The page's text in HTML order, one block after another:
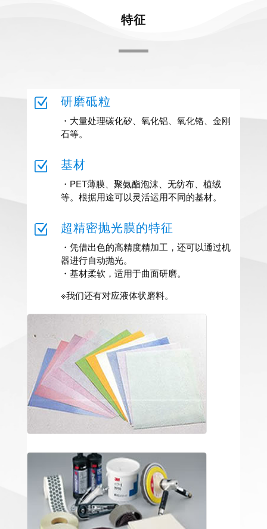
特征
Z 研磨砥粒
・大量处理碳化矽、氧化铝、氧化铬、金刚
石等。
Z 基材
・PET薄膜、聚氨酯泡沫、无纺布、植绒
等。根据用途可以灵活运用不同的基材。
Z 超精密抛光膜的特征
・凭借出色的高精度精加工，还可以通过机
器进行自动抛光。
・基材柔软，适用于曲面研磨。
※我们还有对应液体状磨料。